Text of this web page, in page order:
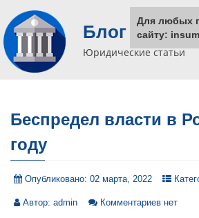
Блог юриста
Юридические статьи
Беспредел власти в
году
Опубликовано: 02 марта, 2022
Автор: admin Комментариев нет
Для любых
сайту: